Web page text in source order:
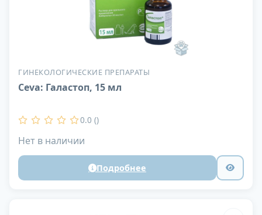
ГИНЕКОЛОГИЧЕСКИЕ ПРЕПАРАТЫ
Ceva: Галастоп, 15 мл
0.0 ()
Нет в наличии
Подробнее